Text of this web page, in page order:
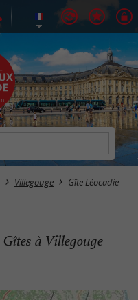
Villegouge Gîte Léocadie
Gîtes à Villegouge